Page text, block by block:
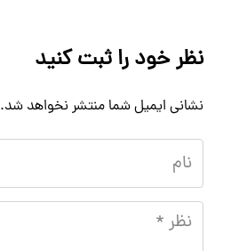
نظر خود را ثبت کنید
نشانی ایمیل شما منتشر نخواهد شد.